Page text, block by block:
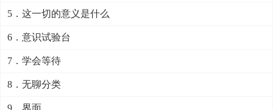
5．这一切的意义是什么
6．意识试验台
7．学会等待
8．无聊分类
9．界面